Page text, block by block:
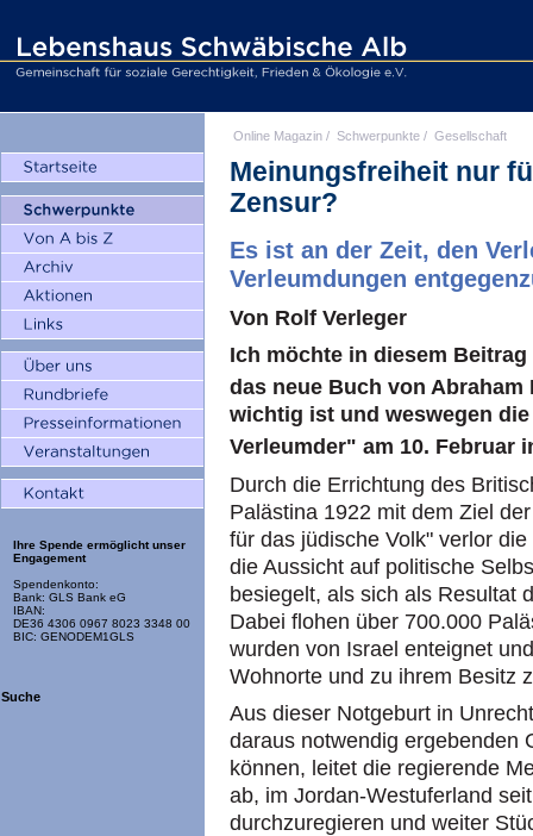
Ihre Spende ermöglicht unser
Engagement
Spendenkonto:
Bank: GLS Bank eG
IBAN:
DE36 4306 0967 8023 3348 00
BIC: GENODEM1GLS
Suche
Online Magazin / Schwerpunkte / Gesellschaft
Meinungsfreiheit nur
Zensur?
Es ist an der Zeit, den
Verleumdungen
Von Rolf Verleger
Ich möchte in diesem
das neue Buch von
wichtig ist und weswegen
Verleumder" am 10.
Durch die Errichtung des
Palästina 1922 mit dem Ziel
für das jüdische Volk" verlor
die Aussicht auf politische
besiegelt, als sich als Resultat
Dabei flohen über 700.000
wurden von Israel enteignet
Wohnorte und zu ihrem Besitz
Aus dieser Notgeburt in
daraus notwendig ergebenden
können, leitet die regierende
ab, im Jordan-Westuferland
durchzuregieren und weiter